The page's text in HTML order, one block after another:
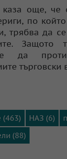
още, че
по
трябва да
Защото
да
търговски
(463)
НАЗ (6)
(88)